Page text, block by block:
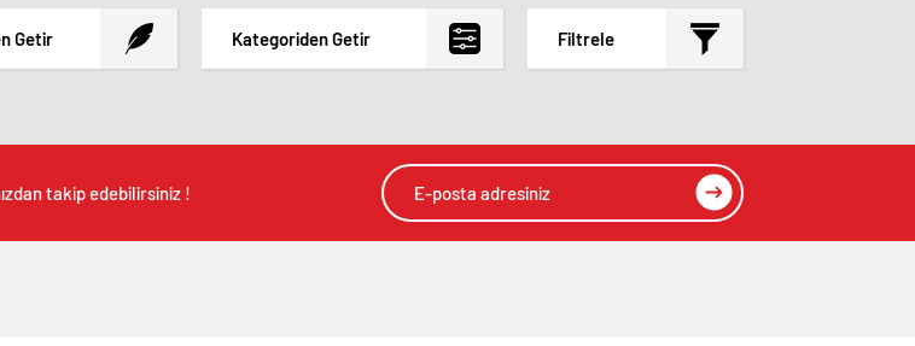
Getir Kategoriden Getir Filtrele
Yorum Sayısına Göre
En eskiler
takip edebilirsiniz !